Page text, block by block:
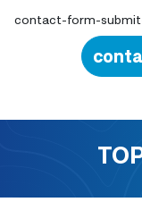
contact-form-